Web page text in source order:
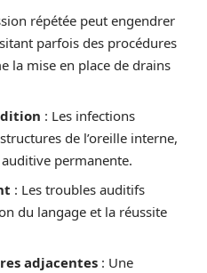
répétée peut engendrer
parfois des procédures
la mise en place de drains
: Les infections
de l’oreille interne,
permanente.
: Les troubles auditifs
du langage et la réussite
adjacentes : Une